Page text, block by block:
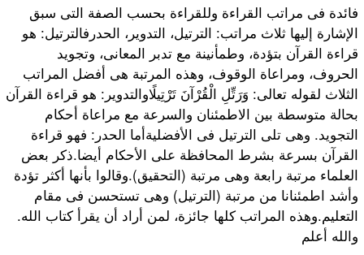
فائدة فى مراتب القراءة وللقراءة بحسب الصفة التى سبق
الإشارة إليها ثلاث مراتب: الترتيل، التدوير، الحدرفالترتيل: هو
قراءة القرآن بتؤدة، وطمأنينة مع تدبر المعانى، وتجويد
الحروف، ومراعاة الوقوف، وهذه المرتبة هى أفضل المراتب
الثلاث لقوله تعالى: وَرَتِّلِ الْقُرْآنَ تَرْتِيلًاوالتدوير: هو قراءة القرآن
بحالة متوسطة بين الاطمئنان والسرعة مع مراعاة أحكام
التجويد. وهى تلى الترتيل فى الأفضليةأما الحدر: فهو قراءة
القرآن بسرعة بشرط المحافظة على الأحكام أيضا.ذكر بعض
العلماء مرتبة رابعة وهى مرتبة (التحقيق).وقالوا بأنها أكثر تؤدة
وأشد اطمئنانا من مرتبة (الترتيل) وهى تستحسن فى مقام
التعليم.وهذه المراتب كلها جائزة، لمن أراد أن يقرأ كتاب الله.
والله أعلم